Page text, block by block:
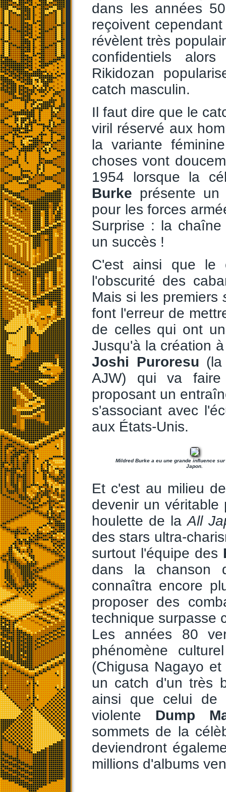
dans les années
reçoivent
révèlent très
confidentiels
Rikidozan
catch masculin.
Il faut dire que le
viril réservé aux
la variante
choses vont
1954 lorsque la
Burke présente
pour les forces
Surprise : la
un succès !
C'est ainsi que le
l'obscurité des
Mais si les premiers
font l'erreur de
de celles qui ont
Jusqu'à la création
Joshi Puroresu
AJW) qui va
proposant un
s'associant avec
aux États-Unis.
Mildred Burke a eu une grande influence
Japon.
Et c'est au milieu
devenir un véritable
houlette de laAll
des stars ultra-
surtout l'équipe des
dans la chanson
connaîtra encore
proposer des
technique surpasse
Les années 80
phénomène
(Chigusa Nagayo
un catch d'un très
ainsi que celui de
violente Dump
sommets de la
deviendront
millions d'albums